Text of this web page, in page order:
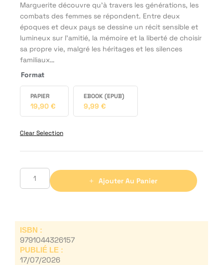
Marguerite découvre qu’à travers les générations, les
combats des femmes se répondent. Entre deux
époques et deux pays se dessine un récit sensible et
lumineux sur l’amitié, la mémoire et la liberté de choisir
sa propre vie, malgré les héritages et les silences
familiaux…
Format
PAPIER
19,90 €
EBOOK (EPUB)
9,99 €
Clear Selection
Ajouter Au Panier
ISBN :
9791044326157
PUBLIÉ LE :
17/07/2026